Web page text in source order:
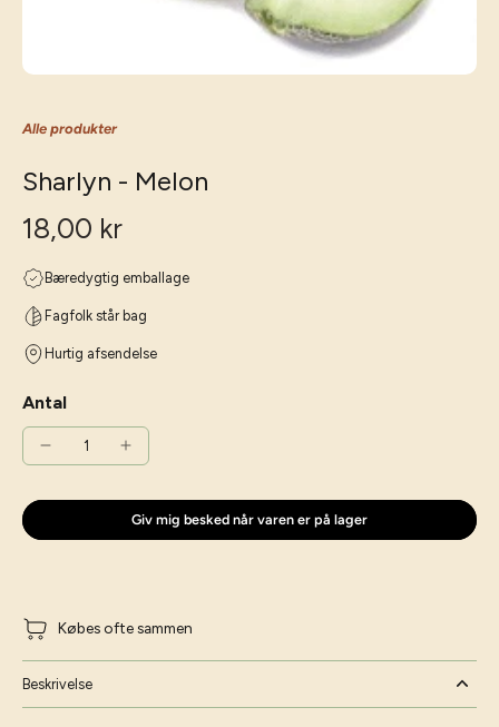
Alle produkter
Sharlyn - Melon
18,00 kr
Bæredygtig emballage
Fagfolk står bag
Hurtig afsendelse
Antal
Giv mig besked når varen er på lager
Købes ofte sammen
Beskrivelse